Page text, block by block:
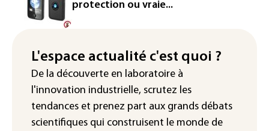
l'entrepreneur Vianney d'Alançon
La production française de maïs
"Retour en force" progressif de la
chaleur dans les prochains jours en
France
protection ou vraie...
L'espace actualité c'est quoi ?
De la découverte en laboratoire à
l'innovation industrielle, scrutez les
tendances et prenez part aux grands débats
scientifiques qui construisent le monde de